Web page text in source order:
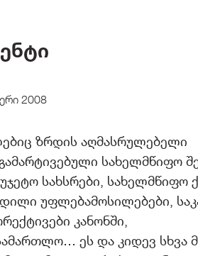
2008
ზრდის აღმასრულებელი
სახელმწიფო
სახსრები, სახელმწიფო
უფლებამოსილებები,
კანონში,
ეს და კიდევ სხვა